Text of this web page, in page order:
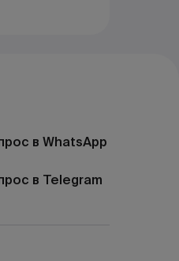
в WhatsApp
в Telegram